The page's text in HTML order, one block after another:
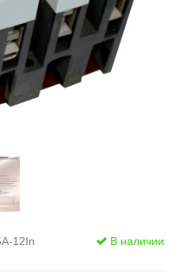
Штендеры
Щиты
12In В наличии